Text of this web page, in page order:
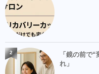
「鏡の前で
れ」
2